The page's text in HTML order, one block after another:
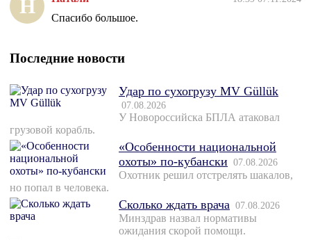
Н
Спасибо большое.
Последние новости
Удар по сухогрузу MV Güllük
07.08.2026
У Новороссийска БПЛА атаковал
грузовой корабль.
«Особенности национальной
охоты» по-кубански 07.08.2026
Охотник решил отстрелять шакалов,
но попал в человека.
Сколько ждать врача 07.08.2026
Минздрав назвал нормативы
ожидания скорой помощи.